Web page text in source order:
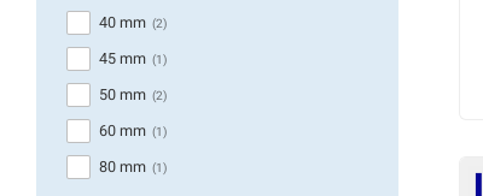
40 mm (2)
45 mm (1)
50 mm (2)
60 mm (1)
80 mm (1)